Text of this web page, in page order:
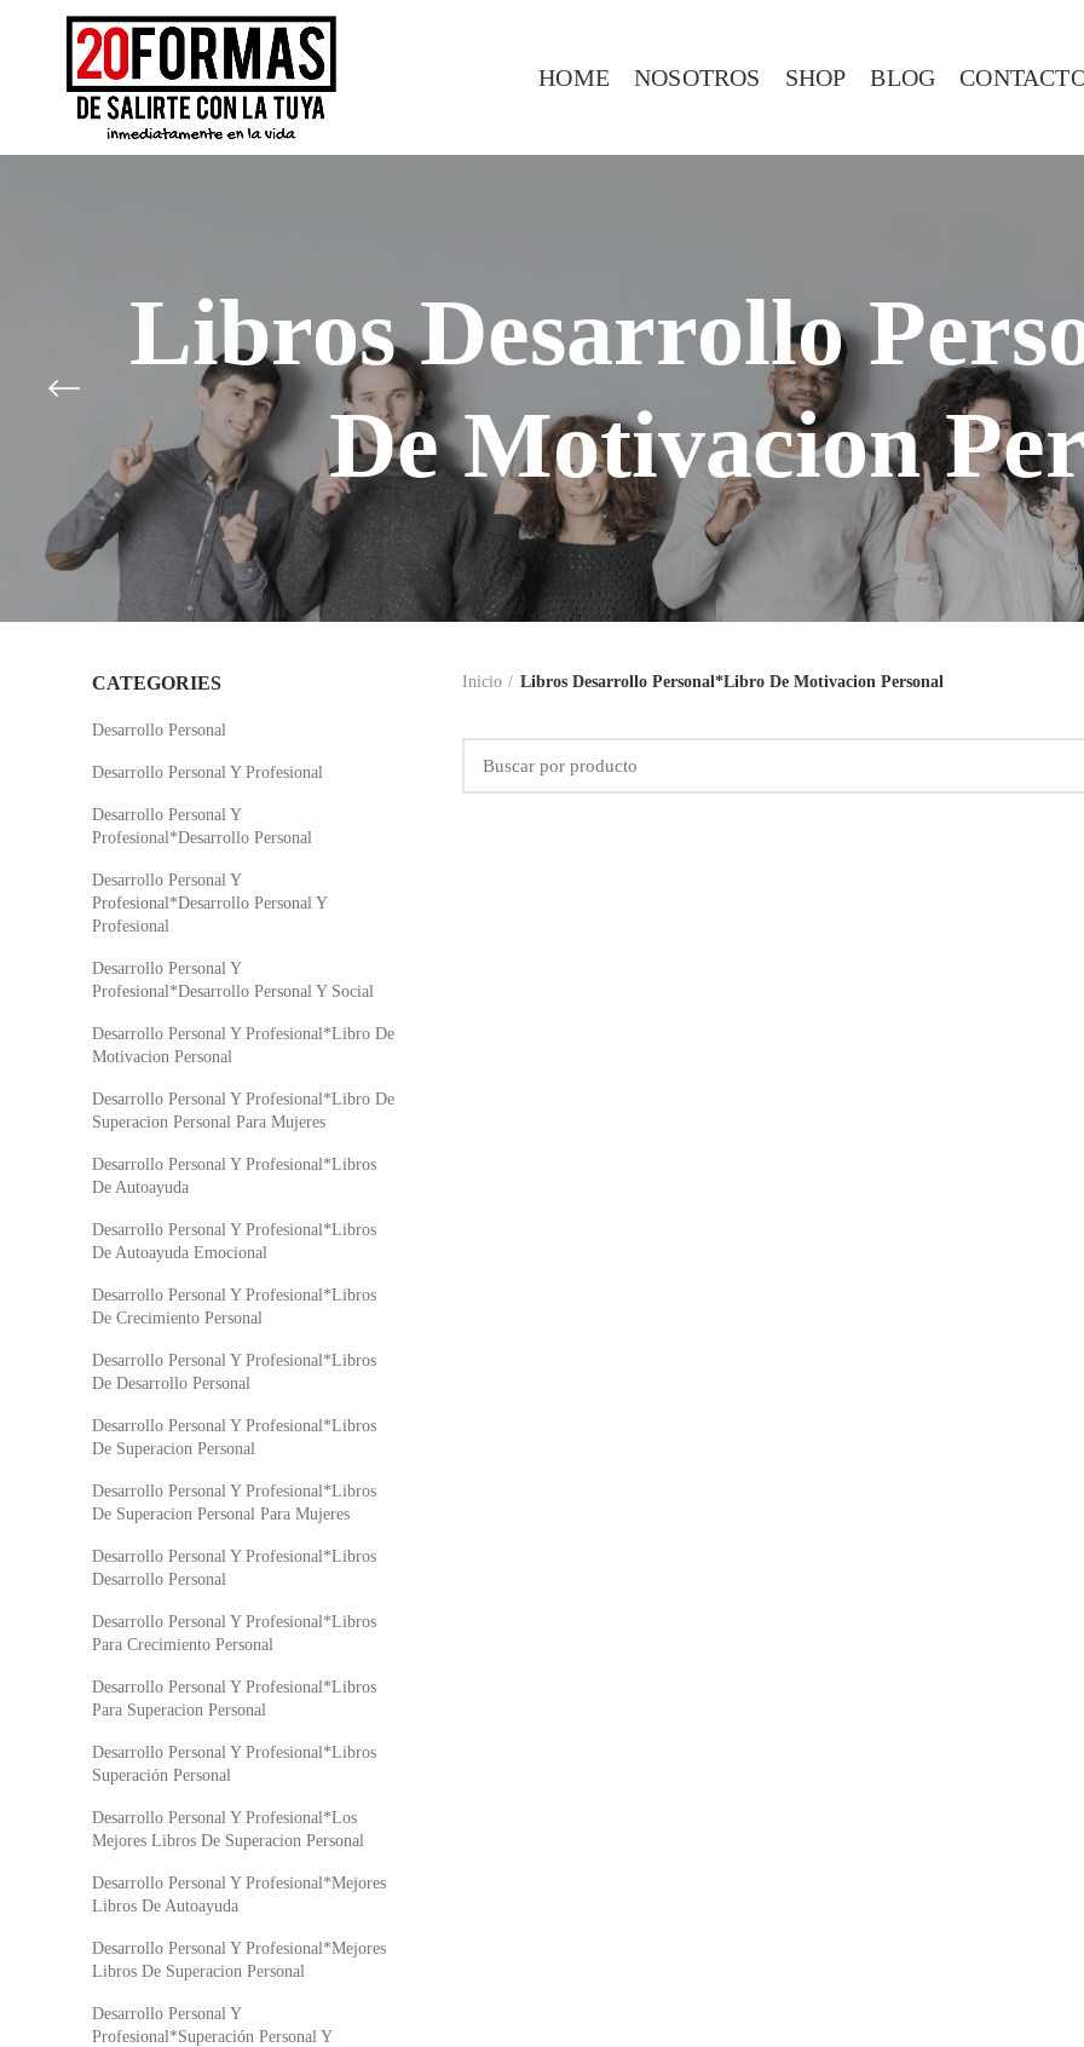
HOME NOSOTROS SHOP BLOG
Libros Desarrollo
De Motivacion
Inicio Libros Desarrollo Personal*Libro De Motivacion Personal
CATEGORIES
Desarrollo Personal
Desarrollo Personal Y Profesional
Desarrollo Personal Y
Profesional*Desarrollo Personal
Desarrollo Personal Y
Profesional*Desarrollo Personal Y
Profesional
Desarrollo Personal Y
Profesional*Desarrollo Personal Y Social
Desarrollo Personal Y Profesional*Libro De
Motivacion Personal
Desarrollo Personal Y Profesional*Libro De
Superacion Personal Para Mujeres
Desarrollo Personal Y Profesional*Libros
De Autoayuda
Desarrollo Personal Y Profesional*Libros
De Autoayuda Emocional
Desarrollo Personal Y Profesional*Libros
De Crecimiento Personal
Desarrollo Personal Y Profesional*Libros
De Desarrollo Personal
Desarrollo Personal Y Profesional*Libros
De Superacion Personal
Desarrollo Personal Y Profesional*Libros
De Superacion Personal Para Mujeres
Desarrollo Personal Y Profesional*Libros
Desarrollo Personal
Desarrollo Personal Y Profesional*Libros
Para Crecimiento Personal
Desarrollo Personal Y Profesional*Libros
Para Superacion Personal
Desarrollo Personal Y Profesional*Libros
Superación Personal
Desarrollo Personal Y Profesional*Los
Mejores Libros De Superacion Personal
Desarrollo Personal Y Profesional*Mejores
Libros De Autoayuda
Desarrollo Personal Y Profesional*Mejores
Libros De Superacion Personal
Desarrollo Personal Y
Profesional*Superación Personal Y